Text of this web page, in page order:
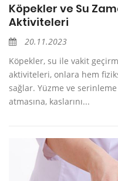
Köpekler ve Su
Aktiviteleri
20.11.2023
Köpekler, su ile vakit
aktiviteleri, onlara hem
sağlar. Yüzme ve
atmasına, kaslarını...